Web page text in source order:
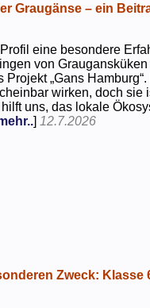
Graugänse – ein
eine besondere
von
„Gans
wirken, doch sie
uns, das lokale
] 12.7.2026
Zweck: Klasse